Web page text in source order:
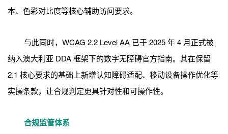
本、色彩对比度等核心辅助访问要求。
与此同时，WCAG 2.2 Level AA 已于 2025 年 4 月正式被
纳入澳大利亚 DDA 框架下的数字无障碍官方指南。其在保留
2.1 核心要求的基础上新增认知障碍适配、移动设备操作优化等
实操条款，让合规判定更具针对性和可操作性。
合规监管体系